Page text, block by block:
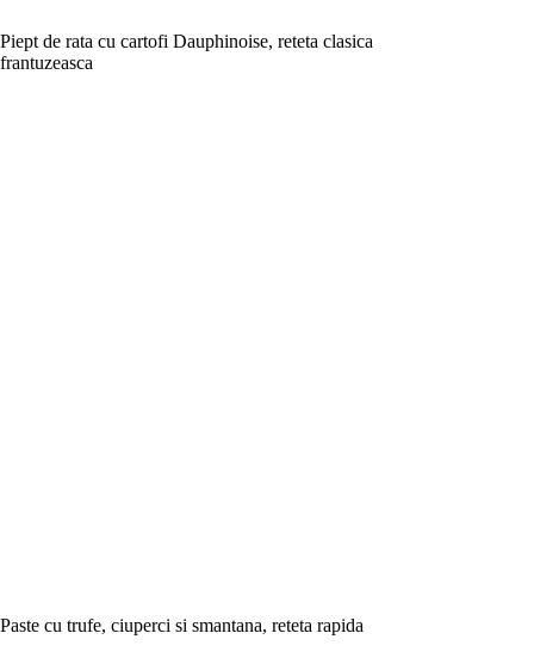
Piept de rata cu cartofi Dauphinoise, reteta clasica
frantuzeasca
Paste cu trufe, ciuperci si smantana, reteta rapida